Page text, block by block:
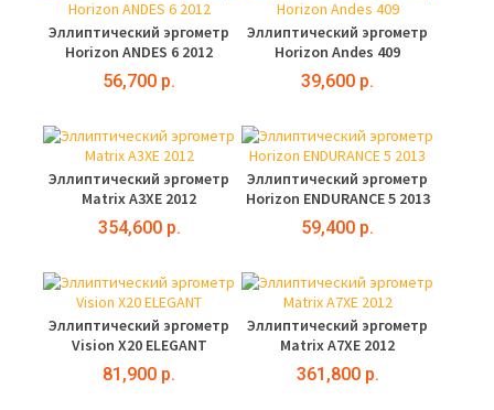
Эллиптический эргометр
Horizon ANDES 6 2012
56,700 р.
Эллиптический эргометр
Horizon Andes 409
39,600 р.
Эллиптический эргометр
Matrix A3XE 2012
354,600 р.
Эллиптический эргометр
Horizon ENDURANCE 5 2013
59,400 р.
Эллиптический эргометр
Vision X20 ELEGANT
81,900 р.
Эллиптический эргометр
Matrix A7XE 2012
361,800 р.